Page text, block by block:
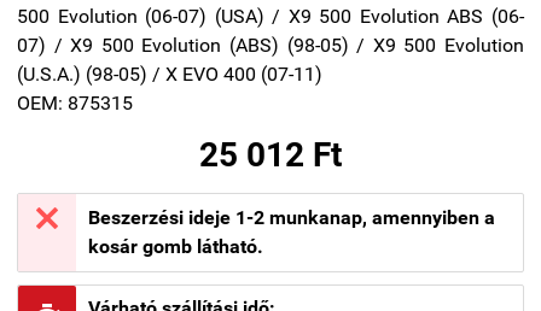
500 Evolution (06-07) (USA) / X9 500 Evolution ABS (06-
07) / X9 500 Evolution (ABS) (98-05) / X9 500 Evolution
(U.S.A.) (98-05) / X EVO 400 (07-11)
OEM: 875315
25 012 Ft

Beszerzési ideje 1-2 munkanap, amennyiben a
kosár gomb látható.